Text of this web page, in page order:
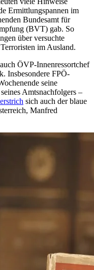
Ermittlungspannen im
Bundesamt für
(BVT) gab. So
über versuchte
im Ausland.
ÖVP-Innenressortchef
Insbesondere FPÖ-
seine
Amtsnachfolgers –
sich auch der blaue
Manfred